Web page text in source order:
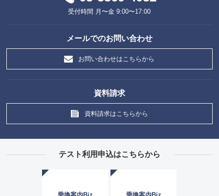
受付時間 月〜金 9:00〜17:00
メールでのお問い合わせ
お問い合わせはこちらから
資料請求
資料請求はこちらから
テスト利用申込はこちらから